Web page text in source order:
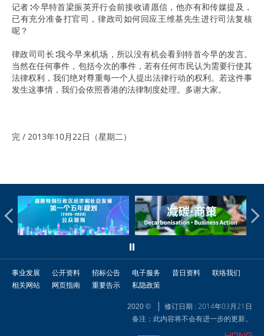
记者∶今早特首梁振英开行会前接收请愿信，他亦有和传媒提及，
已有充分准备打官司，律政司如何回应王维基先生进行司法复核
呢？
律政司司长∶我今早来机场，所以没有机会看到特首今早的发言。
当然在任何事件，包括今次的事件，若有任何市民认为需要行使其
法律权利，我们绝对尊重每一个人提出法律行动的权利。若这件事
发生这事情，我们会依照香港的法律制度处理。多谢大家。
完 / 2013年10月22日（星期二）
事业发展 公开资料 招标公告 电子服务 昔日资料
联络我们
相关网站
网页指南 重要告示 私隐政策
2020 ©
修订日期 : 2014年03月21日
备注：此内容将不会有进一步的更新。